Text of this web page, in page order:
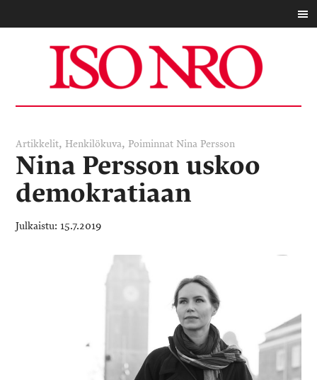
Artikkelit, Henkilökuva, Poiminnat Nina Persson
Nina Persson uskoo
demokratiaan
15.7.2019